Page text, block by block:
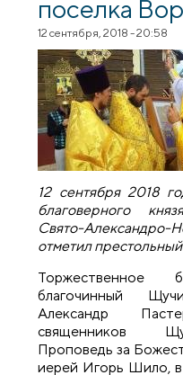
поселка
12 сентября, 2018 - 20:58
12 сентября 2018
благоверного
Свято-Александро-
отметил
Торжественное
благочинный
Александр
священников
Проповедь за
иерей Игорь Шило,